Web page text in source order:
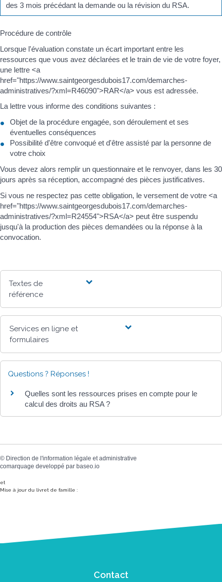
des 3 mois précédant la demande ou la révision du RSA.
Procédure de contrôle
Lorsque l'évaluation constate un écart important entre les
ressources que vous avez déclarées et le train de vie de votre foyer,
une lettre <a
href="https://www.saintgeorgesdubois17.com/demarches-
administratives/?xml=R46090">RAR</a> vous est adressée.
La lettre vous informe des conditions suivantes :
Objet de la procédure engagée, son déroulement et ses
éventuelles conséquences
Possibilité d'être convoqué et d'être assisté par la personne de
votre choix
Vous devez alors remplir un questionnaire et le renvoyer, dans les 30
jours après sa réception, accompagné des pièces justificatives.
Si vous ne respectez pas cette obligation, le versement de votre <a
href="https://www.saintgeorgesdubois17.com/demarches-
administratives/?xml=R24554">RSA</a> peut être suspendu
jusqu'à la production des pièces demandées ou la réponse à la
convocation.
Textes de
référence
Services en ligne et
formulaires
Questions ? Réponses !
Quelles sont les ressources prises en compte pour le
calcul des droits au RSA ?
© Direction de l'information légale et administrative
comarquage developpé par baseo.io
et
Mise à jour du livret de famille :
Contact